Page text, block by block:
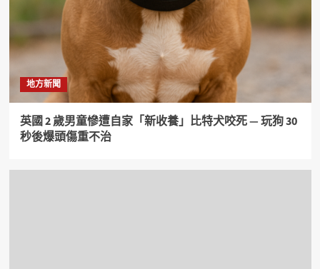
地方新聞
英國 2 歲男童慘遭自家「新收養」比特犬咬死 — 玩狗 30
秒後爆頭傷重不治